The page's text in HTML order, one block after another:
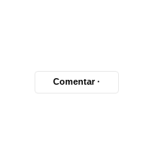
Comentar ·